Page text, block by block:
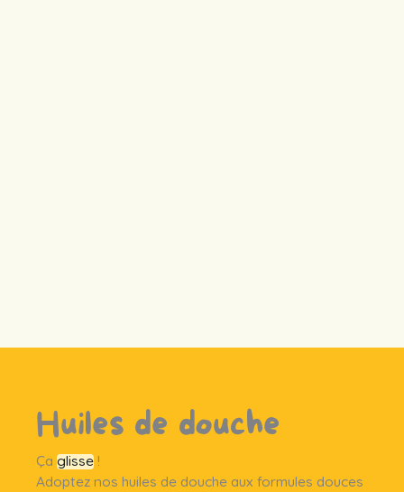
Un maxi format, pour un max de plaisir !
Huiles de douche
Ça glisse !
Adoptez nos huiles de douche aux formules douces